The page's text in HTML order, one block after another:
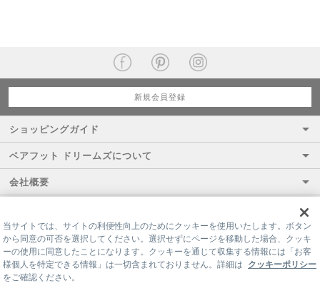
新規会員登録
ショッピングガイド
ベアフット ドリームズについて
会社概要
当サイトでは、サイトの利便性向上のためにクッキーを使用いたします。ボタン
から同意の可否を選択してください。選択せずにページを移動した場合、クッキ
ーの使用に同意したことになります。クッキーを通じて収集する情報には「お客
様個人を特定できる情報」は一切含まれておりません。詳細は クッキーポリシー
をご確認ください。